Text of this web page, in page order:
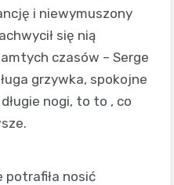
i niewymuszony
się nią
czasów – Serge
grzywka, spokojne
nogi, to to , co
potrafiła nosić